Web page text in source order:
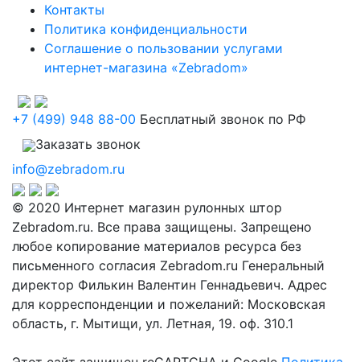
Контакты
Политика конфиденциальности
Соглашение о пользовании услугами
интернет-магазина «Zebradom»
+7 (499) 948 88-00 Бесплатный звонок по РФ
Заказать звонок
info@zebradom.ru
© 2020 Интернет магазин рулонных штор
Zebradom.ru. Все права защищены. Запрещено
любое копирование материалов ресурса без
письменного согласия Zebradom.ru Генеральный
директор Филькин Валентин Геннадьевич. Адрес
для корреспонденции и пожеланий: Московская
область, г. Мытищи, ул. Летная, 19. оф. 310.1